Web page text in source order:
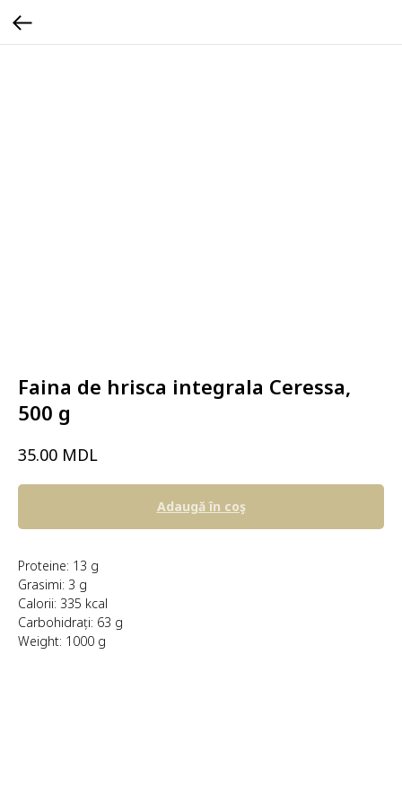
Faina de hrisca integrala Ceressa,
500 g
35.00 MDL
Adaugă în coş
Proteine: 13 g
Grasimi: 3 g
Calorii: 335 kcal
Carbohidrați: 63 g
Weight: 1000 g